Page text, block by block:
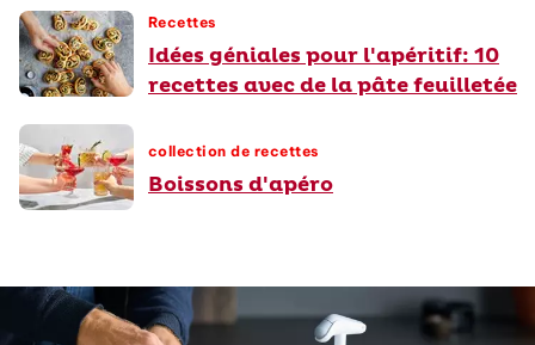
Recettes
Idées géniales pour l'apéritif: 10
recettes avec de la pâte feuilletée
collection de recettes
Boissons d'apéro